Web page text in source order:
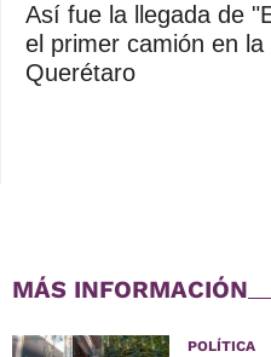
Así fue la llegada de
el primer camión en
Querétaro
MÁS INFORMACIÓN
POLÍTICA